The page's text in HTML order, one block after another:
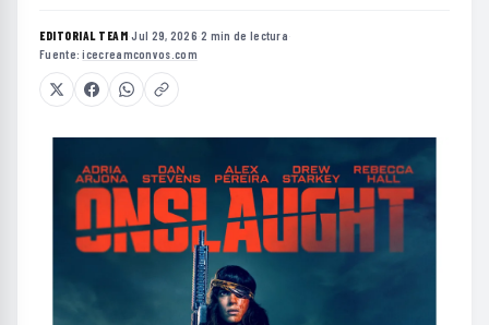
EDITORIAL TEAM·Jul 29, 2026·2 min de lectura·
Fuente:icecreamconvos.com